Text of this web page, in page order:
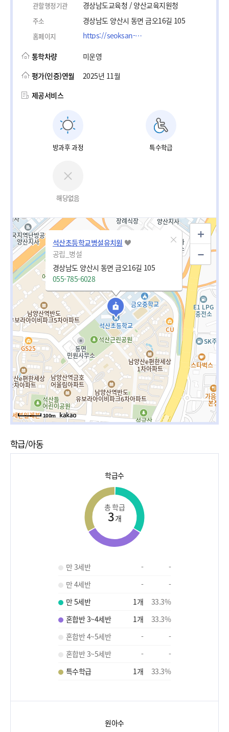
관할행정기관 경상남도교육청 / 양산교육지원청
주소 경상남도 양산시 동면 금오16길 105
홈페이지 https://seoksan-p.gne.go.kr/seoksan-p/main.do
통학차량
미운영
평가(인증)연월
2025년 11월
제공서비스
방과후 과정 특수학급
해당없음
석산초등학교병설유치원
공립_병설
경상남도 양산시 동면 금오16길 105
055-785-6028
100m
학급/아동
학급수
총 학급
3개
만 3세반 -
-
만 4세반
-
-
만 5세반
1개 33.3%
혼합반 3~4세반
1개 33.3%
혼합반 4~5세반
-
-
혼합반 3~5세반
-
-
특수학급
1개 33.3%
원아수